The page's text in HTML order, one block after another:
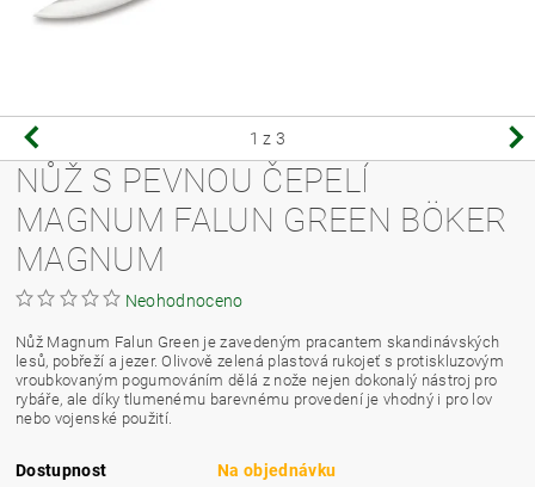
1 z 3
NŮŽ S PEVNOU ČEPELÍ
MAGNUM FALUN GREEN BÖKER
MAGNUM
Neohodnoceno
Nůž Magnum Falun Green je zavedeným pracantem skandinávských
lesů, pobřeží a jezer. Olivově zelená plastová rukojeť s protiskluzovým
vroubkovaným pogumováním dělá z nože nejen dokonalý nástroj pro
rybáře, ale díky tlumenému barevnému provedení je vhodný i pro lov
nebo vojenské použití.
Dostupnost
Na objednávku